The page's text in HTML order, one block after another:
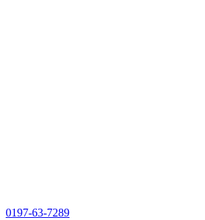
0197-63-7289